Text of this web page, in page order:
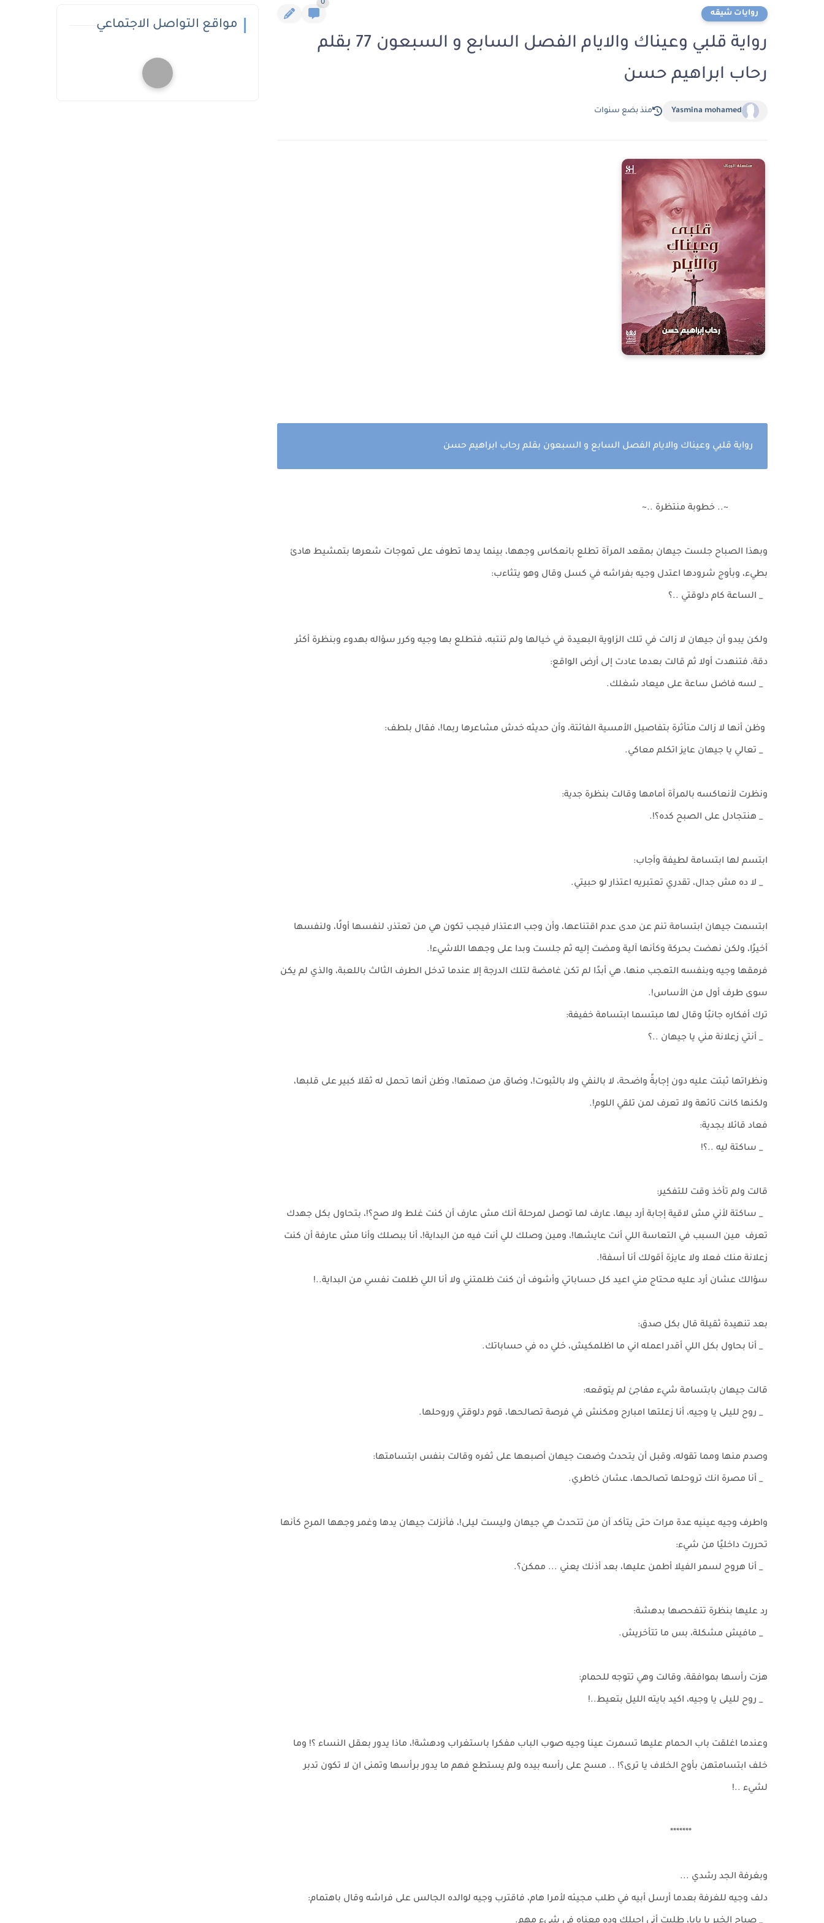
روايات شيقه
0
رواية قلبي وعيناك والايام الفصل السابع و السبعون 77 بقلم
رحاب ابراهيم حسن
Yasmina mohamed منذ بضع سنوات
رواية قلبي وعيناك والايام الفصل السابع و السبعون بقلم رحاب ابراهيم حسن
~.. خطوبة منتظرة ..~
وبهذا الصباح جلست جيهان بمقعد المرآة تطلع بانعكاس وجهها، بينما يدها تطوف على تموجات شعرها بتمشيط هادئ
بطيء، وبأوج شرودها اعتدل وجيه بفراشه في كسل وقال وهو يتثاءب:
_ الساعة كام دلوقتي ..؟
ولكن يبدو أن جيهان لا زالت في تلك الزاوية البعيدة في خيالها ولم تنتبه، فتطلع بها وجيه وكرر سؤاله بهدوء وبنظرة أكثر
دقة، فتنهدت أولا ثم قالت بعدما عادت إلى أرض الواقع:
_ لسه فاضل ساعة على ميعاد شغلك.
وظن أنها لا زالت متأثرة بتفاصيل الأمسية الفائتة، وأن حديثه خدش مشاعرها ربما!، فقال بلطف:
_ تعالي يا جيهان عايز اتكلم معاكي.
ونظرت لأنعاكسه بالمرآة أمامها وقالت بنظرة جدية:
_ هنتجادل على الصبح كده؟!.
ابتسم لها ابتسامة لطيفة وأجاب:
_ لا ده مش جدال، تقدري تعتبريه اعتذار لو حبيتي.
ابتسمت جيهان ابتسامة تنم عن مدى عدم اقتناعها، وأن وجب الاعتذار فيجب تكون هي من تعتذر، لنفسها أولًا، ولنفسها
أخيرًا، ولكن نهضت بحركة وكأنها آلية ومضت إليه ثم جلست وبدا على وجهها اللاشيء!.
فرمقها وجيه وبنفسه التعجب منها، هي أبدًا لم تكن غامضة لتلك الدرجة إلا عندما تدخل الطرف الثالث باللعبة، والذي لم يكن
سوى طرف أول من الأساس!.
ترك أفكاره جانبًا وقال لها مبتسما ابتسامة خفيفة:
_ أنتي زعلانة مني يا جيهان ..؟
ونظراتها ثبتت عليه دون إجابةً واضحة، لا بالنفي ولا بالثبوت!، وضاق من صمتها!، وظن أنها تحمل له ثقلا كبير على قلبها،
ولكنها كانت تائهة ولا تعرف لمن تلقي اللوم!.
فعاد قائلا بجدية:
_ ساكتة ليه ..؟!
قالت ولم تأخذ وقت للتفكير:
_ ساكتة لأني مش لاقية إجابة أرد بيها، عارف لما توصل لمرحلة أنك مش عارف أن كنت غلط ولا صح؟!، بتحاول بكل جهدك
تعرف مين السبب في التعاسة اللي أنت عايشها!، ومين وصلك للي أنت فيه من البداية!، أنا ببصلك وأنا مش عارفة أن كنت
زعلانة منك فعلا ولا عايزة أقولك أنا أسفة!.
سؤالك عشان أرد عليه محتاج مني اعيد كل حساباتي وأشوف أن كنت ظلمتني ولا أنا اللي ظلمت نفسي من البداية..!
بعد تنهيدة ثقيلة قال بكل صدق:
_ أنا بحاول بكل اللي أقدر اعمله اني ما اظلمكيش، خلي ده في حساباتك.
قالت جيهان بابتسامة شيء مفاجئ لم يتوقعه:
_ روح لليلى يا وجيه، أنا زعلتها امبارح ومكنش في فرصة تصالحها، قوم دلوقتي وروحلها.
وصدم منها ومما تقوله، وقبل أن يتحدث وضعت جيهان أصبعها على ثغره وقالت بنفس ابتسامتها:
_ أنا مصرة انك تروحلها تصالحها، عشان خاطري.
واطرف وجيه عينيه عدة مرات حتى يتأكد أن من تتحدث هي جيهان وليست ليلى!، فأنزلت جيهان يدها وغمر وجهها المرح كأنها
تحررت داخليًا من شيء:
_ أنا هروح لسمر الفيلا أطمن عليها، بعد أذنك يعني ... ممكن؟.
رد عليها بنظرة تتفحصها بدهشة:
_ مافيش مشكلة، بس ما تتأخريش.
هزت رأسها بموافقة، وقالت وهي تتوجه للحمام:
_ روح لليلى يا وجيه، اكيد بايته الليل بتعيط..!
وعندما اغلقت باب الحمام عليها تسمرت عينا وجيه صوب الباب مفكرا باستغراب ودهشة!، ماذا يدور بعقل النساء ؟! وما
خلف ابتسامتهن بأوج الخلاف يا ترى؟! .. مسح على رأسه بيده ولم يستطع فهم ما يدور برأسها وتمنى ان لا تكون تدبر
لشيء ..!
*******
وبغرفة الجد رشدي ...
دلف وجيه للغرفة بعدما أرسل أبيه في طلب مجيئه لأمرا هام، فاقترب وجيه لوالده الجالس على فراشه وقال باهتمام:
مواقع التواصل الاجتماعي